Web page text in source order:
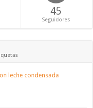
45
Seguidores
leche condensada